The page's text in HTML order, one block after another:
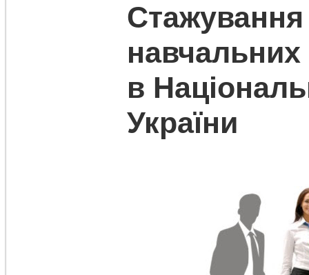
навчальних
в
України